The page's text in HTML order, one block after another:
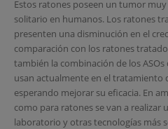
Estos ratones poseen un tumor
solitario en humanos. Los ratones
presenten una disminución en el
comparación con los ratones
también la combinación de los
usan actualmente en el tratamiento
esperando mejorar su eficacia. En
como para ratones se van a realizar
laboratorio y otras tecnologías más